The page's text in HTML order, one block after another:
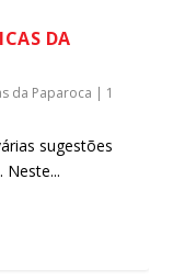
DA
da Paparoca | 1
sugestões
Neste...